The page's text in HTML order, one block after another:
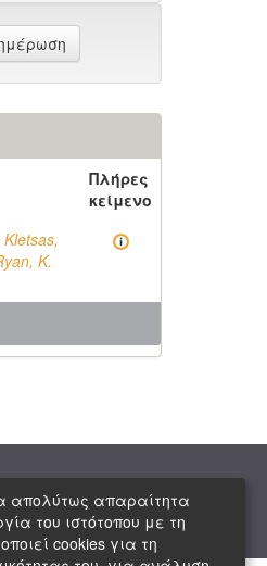
Πλήρες
κείμενο
Kletsas,
K.
| Copyright © 2026 ΕΙΕ
απολύτως απαραίτητα
του ιστότοπου με τη
cookies για τη